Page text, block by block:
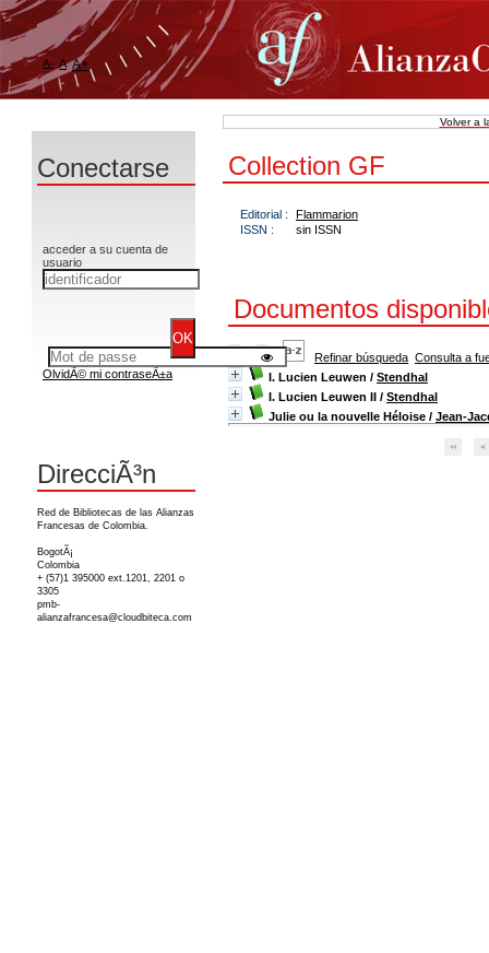
Volver a
Collection GF
Editorial :
Flammarion
ISSN :
sin ISSN
Documentos
Refinar búsqueda Consulta a
I. Lucien Leuwen / Stendhal
I. Lucien Leuwen II / Stendhal
Julie ou la nouvelle Héloise / Jean-
A- A A+
Conectarse
acceder a su cuenta de
usuario
OlvidÃ© mi contraseÃ±a
DirecciÃ³n
Red de Bibliotecas de las Alianzas
Francesas de Colombia.
BogotÃ¡
Colombia
+ (57)1 395000 ext.1201, 2201 o
3305
pmb-
alianzafrancesa@cloudbiteca.com